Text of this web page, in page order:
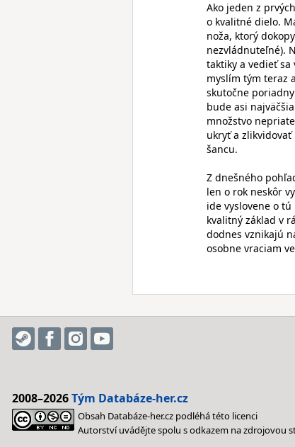
Ako jeden z
o kvalitné dielo.
noža, ktorý
nezvládnuteľné).
taktiky a vedieť sa
myslím tým teraz
skutočne
bude asi
množstvo
ukryť a
šancu.
Z dnešného
len o rok neskôr
ide vyslovene o
kvalitný základ v
dodnes vznikajú
osobne vraciam
2008–2026Tým Databáze-her.cz
Obsah Databáze-her.cz podléhá této licenci
Autorství uvádějte spolu s odkazem na zdrojovou